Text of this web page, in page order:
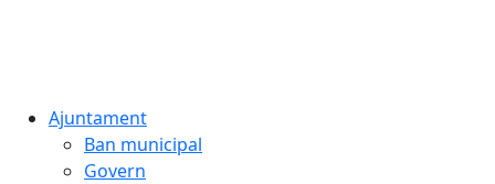
Ajuntament
Ban municipal
Govern